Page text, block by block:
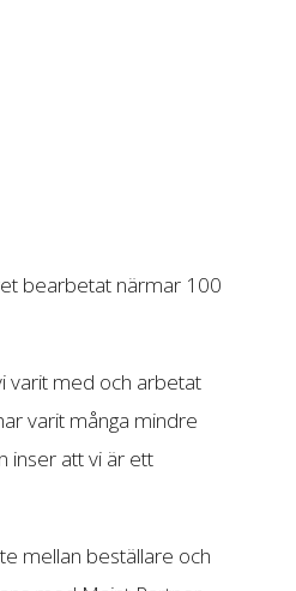
bearbetat närmar 100
varit med och arbetat
varit många mindre
inser att vi är ett
mellan beställare och